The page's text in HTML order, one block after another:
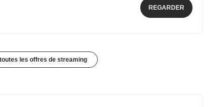
REGARDER
les offres de streaming